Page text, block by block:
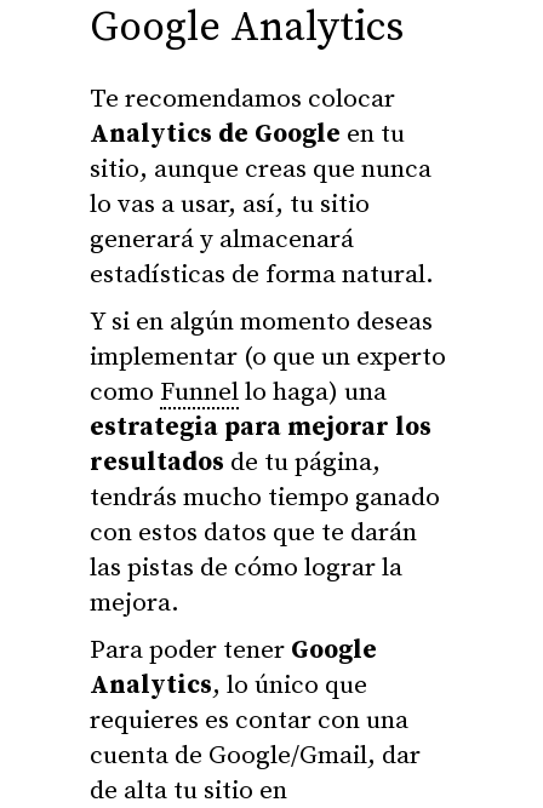
Google Analytics
Te recomendamos colocar
Analytics de Google en tu
sitio, aunque creas que nunca
lo vas a usar, así, tu sitio
generará y almacenará
estadísticas de forma natural.
Y si en algún momento deseas
implementar (o que un experto
como Funnello haga) una
estrategia para mejorar los
resultados de tu página,
tendrás mucho tiempo ganado
con estos datos que te darán
las pistas de cómo lograr la
mejora.
Para poder tener Google
Analytics, lo único que
requieres es contar con una
cuenta de Google/Gmail, dar
de alta tu sitio en